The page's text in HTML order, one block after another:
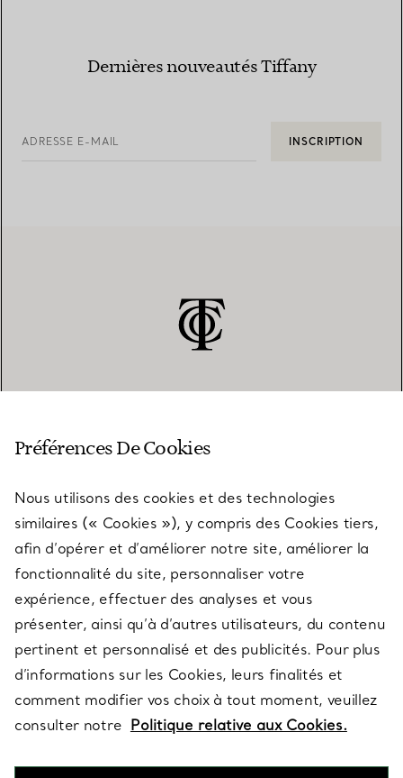
Dernières nouveautés Tiffany
ADRESSE E-MAIL INSCRIPTION
SERVICES
À PROPOS
QUESTIONS LÉGALES
SUIVEZ-NOUS
Préférences De Cookies
Nous utilisons des cookies et des technologies
similaires (« Cookies »), y compris des Cookies tiers,
afin d’opérer et d’améliorer notre site, améliorer la
fonctionnalité du site, personnaliser votre
expérience, effectuer des analyses et vous
présenter, ainsi qu’à d’autres utilisateurs, du contenu
pertinent et personnalisé et des publicités. Pour plus
d’informations sur les Cookies, leurs finalités et
comment modifier vos choix à tout moment, veuillez
consulter notre Politique relative aux Cookies.